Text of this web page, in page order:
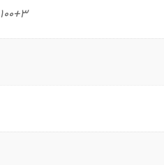
100+3 میلی لیتر